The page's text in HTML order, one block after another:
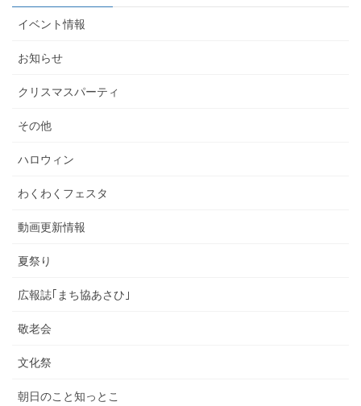
イベント情報
お知らせ
クリスマスパーティ
その他
ハロウィン
わくわくフェスタ
動画更新情報
夏祭り
広報誌｢まち協あさひ｣
敬老会
文化祭
朝日のこと知っとこ